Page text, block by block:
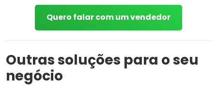
Quero falar com um vendedor
Outras soluções para o seu
negócio